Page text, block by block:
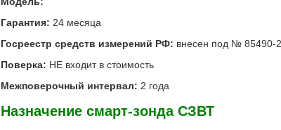
Гарантия: 24 месяца
Госреестр средств измерений РФ: внесен под № 85490-
Поверка: НЕ входит в стоимость
Межповерочный интервал: 2 года
Назначение смарт-зонда СЗВТ